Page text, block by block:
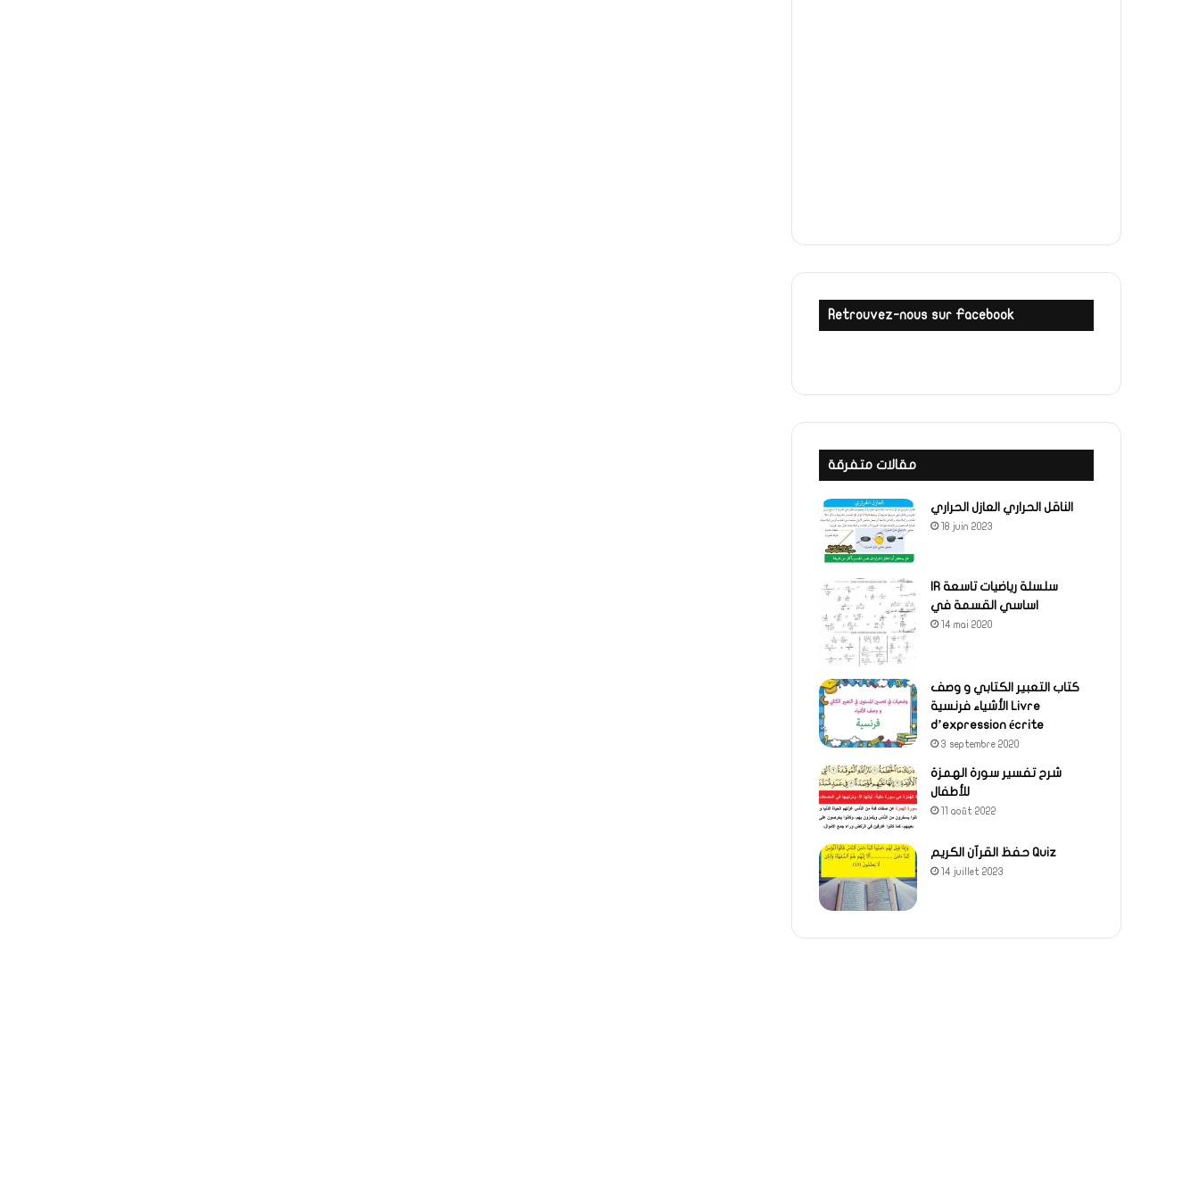
Retrouvez-nous sur Facebook
مقالات متفرقة
الناقل الحراري العازل الحراري
18 juin 2023
IR سلسلة رياضيات تاسعة
اساسي القسمة في
14 mai 2020
كتاب التعبير الكتابي و وصف
الأشياء فرنسية Livre
d’expression écrite
3 septembre 2020
شرح تفسير سورة الهمزة
للأطفال
11 août 2022
حفظ القرآن الكريم Quiz
14 juillet 2023